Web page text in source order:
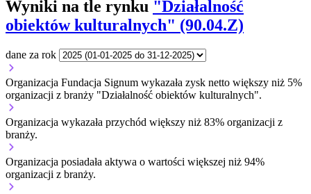
Wyniki na tle rynku "Działalność
obiektów kulturalnych" (90.04.Z)
dane za rok
Organizacja Fundacja Signum wykazała zysk netto większy niż 5%
organizacji z branży "Działalność obiektów kulturalnych".
Organizacja wykazała przychód większy niż 83% organizacji z
branży.
Organizacja posiadała aktywa o wartości większej niż 94%
organizacji z branży.